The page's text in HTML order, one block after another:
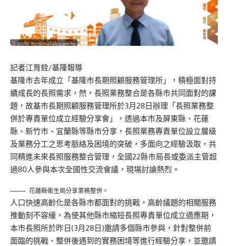
記者江育銓/基隆報導
基隆市去年成立「基隆市長期照顧服務管理所」，積極面對持
續成長的長照需求，然，長照業務整合是各縣市共同面對的課
題，故基市長期照顧服務管理所於3月28日辦理「長照業務整
併於專責單位成立經驗分享會」，透過本市及屏東縣、花蓮
縣、新竹市、宜蘭縣等縣市分享，長照業務專責單位設立層級
及業務分工之思考脈絡及困境的突破，多面向之經驗汲取，共
同精進未來長照服務整合管理，全國22縣市局長或委派主管超
過80人參與本次全國性交流會議，現場討論熱烈。
花蓮縣衛生局分享業務整併。
人口快速高齡化是各縣市都面對的挑戰，高齡議題的相關服務
推動刻不容緩，為使其他縣市縮短長照專責單位成立適應期，
本市長照所於昨日(3月28日)邀請多個縣市參與，針對整併前
面臨的挑戰、整併後遇到的實務困境等進行經驗分享，並邀請